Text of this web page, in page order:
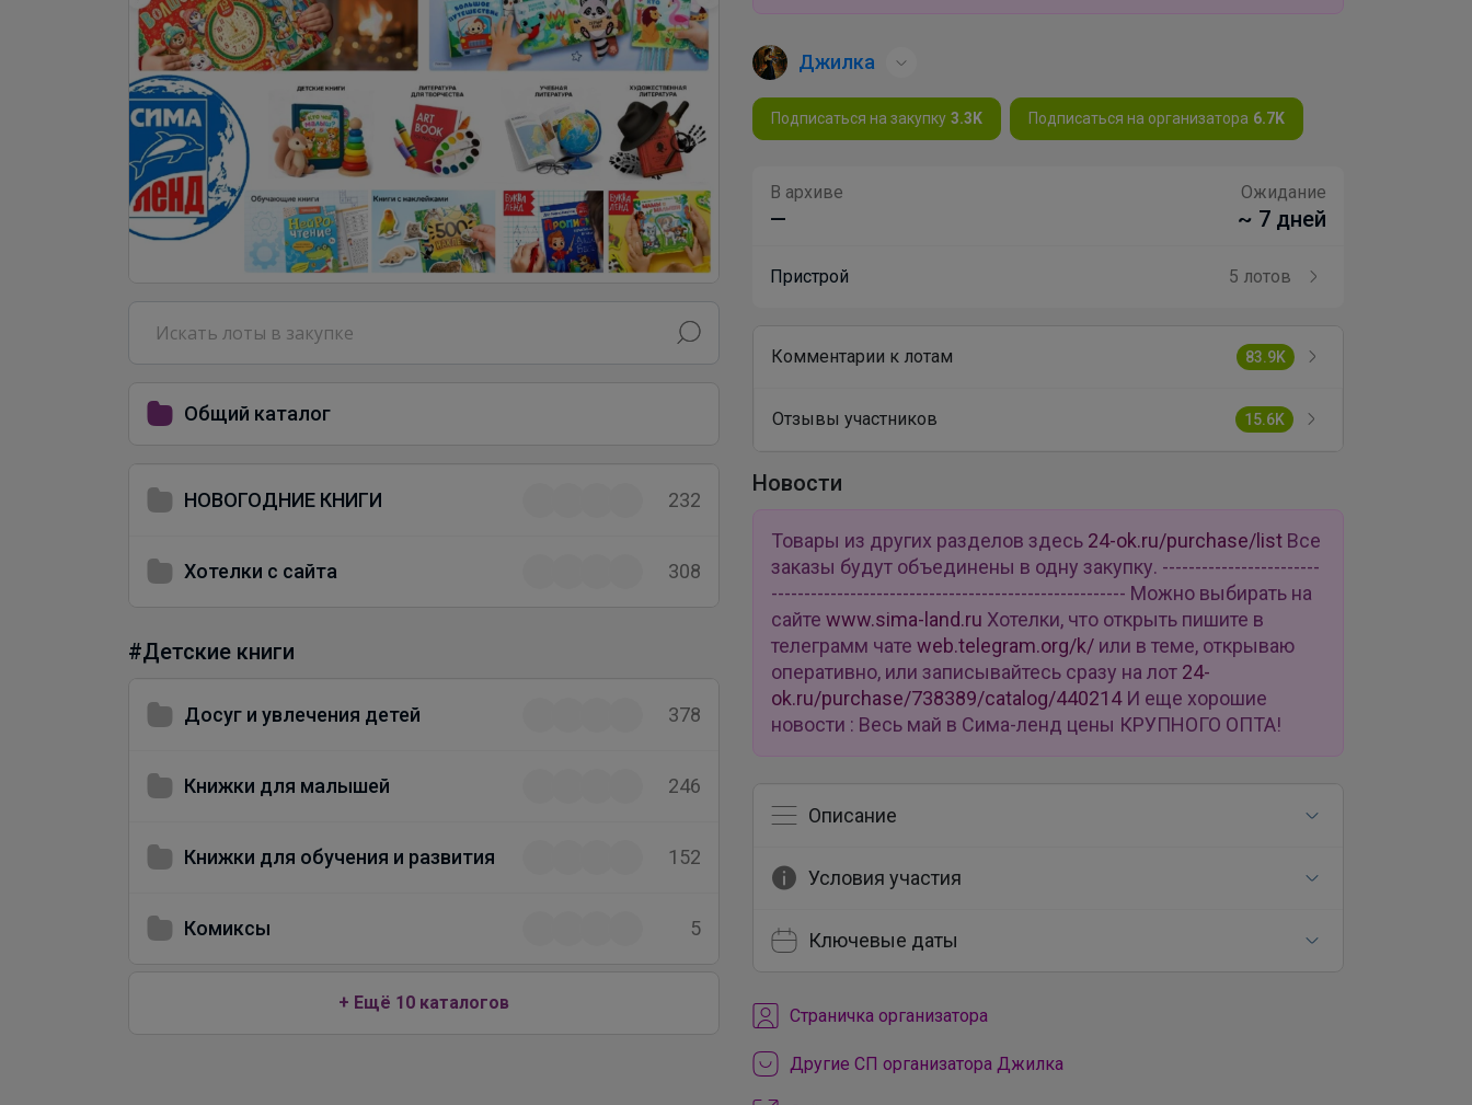
Общий каталог
НОВОГОДНИЕ КНИГИ 232
Хотелки с сайта 308
#Детские книги
Досуг и увлечения детей 378
Книжки для малышей 246
Книжки для обучения и развития 152
Комиксы 5
+ Ещё 10 каталогов
Джилка
Подписаться на закупку 3.3K Подписаться на организатора 6.7K
В архиве
—
Ожидание
~ 7 дней
Пристрой 5 лотов
Комментарии к лотам 83.9K
Отзывы участников 15.6K
Новости
Товары из других разделов здесь 24-ok.ru/purchase/list Все
заказы будут объединены в одну закупку. ------------------------
------------------------------------------------------ Можно выбирать на
сайте www.sima-land.ru Хотелки, что открыть пишите в
телеграмм чате web.telegram.org/k/ или в теме, открываю
оперативно, или записывайтесь сразу на лот 24-
ok.ru/purchase/738389/catalog/440214И еще хорошие
новости : Весь май в Сима-ленд цены КРУПНОГО ОПТА!
Описание
Условия участия
Ключевые даты
Cтраничка организатора
Другие СП организатора Джилка